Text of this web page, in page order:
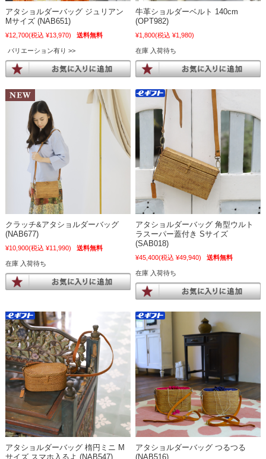
アタショルダーバッグ ジュリアン
Mサイズ (NAB651)
¥12,700(税込 ¥13,970) 送料無料
バリエーション有り
牛革ショルダーベルト 140cm
(OPT982)
¥1,800(税込 ¥1,980)
在庫 入荷待ち
クラッチ&アタショルダーバッグ
(NAB677)
¥10,900(税込 ¥11,990) 送料無料
在庫 入荷待ち
アタショルダーバッグ 角型ウルト
ラスーパー蓋付き Sサイズ
(SAB018)
¥45,400(税込 ¥49,940) 送料無料
在庫 入荷待ち
アタショルダーバッグ 楕円ミニ M
サイズ スマホ入るよ (NAB547)
アタショルダーバッグ つるつる
(NAB516)